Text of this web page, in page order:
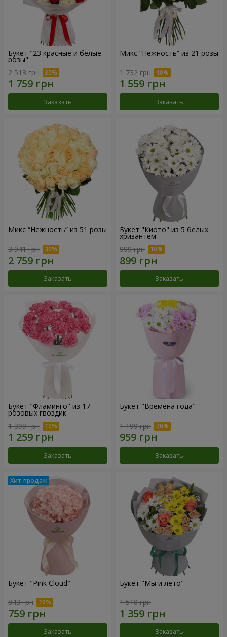
Букет "23 красные и белые
розы"
2 513 грн
Заказать
Микс “Нежность” из 21 розы
1 732 грн
Заказать
Микс “Нежность” из 51 розы
3 941 грн
Заказать
Букет "Киото" из 5 белых
хризантем
999 грн
Заказать
Букет "Фламинго" из 17
розовых гвоздик
1 399 грн
Заказать
Букет "Времена года"
1 199 грн
Заказать
Букет "Pink Cloud"
843 грн
Заказать
Букет "Мы и лето"
1 510 грн
Заказать